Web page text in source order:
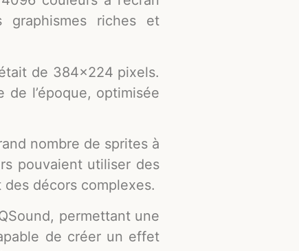
graphismes riches et
de 384×224 pixels.
l’époque, optimisée
nombre de sprites à
pouvaient utiliser des
décors complexes.
permettant une
de créer un effet